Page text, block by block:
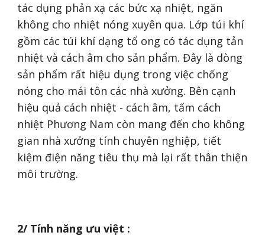
tác dụng phản xạ các bức xạ nhiệt, ngăn
không cho nhiệt nóng xuyên qua. Lớp túi khí
gồm các túi khí dạng tổ ong có tác dụng tản
nhiệt và cách âm cho sản phẩm. Đây là dòng
sản phẩm rất hiệu dụng trong việc chống
nóng cho mái tôn các nhà xưởng. Bên cạnh
hiệu quả cách nhiệt - cách âm, tấm cách
nhiệt Phương Nam còn mang đến cho không
gian nhà xưởng tính chuyên nghiệp, tiết
kiệm điện năng tiêu thụ mà lại rất thân thiện
môi trường.
2/ Tính năng ưu việt :